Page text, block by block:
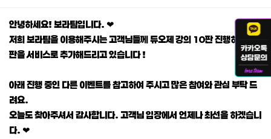
본문
안녕하세요! 보라팀입니다. ❤
저희 보라팀을 이용해주시는 고객님들께 듀오제 강의 10판 진행하시면 1
판을 서비스로 추가해드리고 있습니다 !
아래 진행 중인 다른 이벤트를 참고하여 주시고 많은 참여와 관심 부탁 드
려요.
오늘도 찾아주셔서 감사합니다. 고객님 입장에서 언제나 최선을 하겠습니
다. ❤